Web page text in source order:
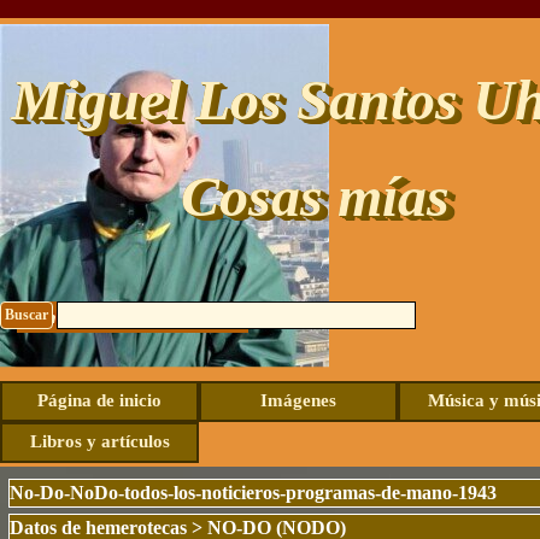
Miguel Los Santos
Cosas mías
Buscar
Contacto: uhide@live.com
Página de inicio Imágenes Música y
Libros y artículos
No-Do-NoDo-todos-los-noticieros-programas-de-mano-1943
Datos de hemerotecas> NO-DO (NODO)